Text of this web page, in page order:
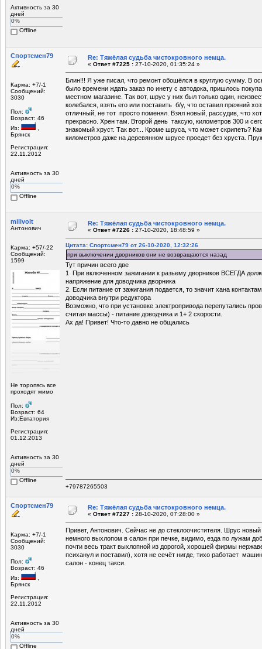
Активность за 30
дней
0%
Offline
Спортсмен79
Карма: +7/-1
Сообщений:
3030
Пол:
Возраст: 46
Из:
Брянск
Регистрация:
22.11.2012
Активность за 30
дней
0%
Offline
Re: Тяжёлая судьба чистокровного немца.
« Ответ #7225 : 27-10-2020, 01:35:24 »
Блин!!! Я уже писал, что ремонт обошёлся в круглую сумму. В
было времени ждать заказ по инету с автодока, пришлось
местном магазине. Так вот, шрус у них был только один,
колебался, взять его или поставить б/у, что оставил прежний
отличный, не тот просто поменял. Взял новый, рассудив, что
прекрасно. Хрен там. Второй день таксую, километров 300 и
знакомый хруст. Так вот... Кроме шруса, что может скрипеть?
километров даже на деревянном шрусе проедет без хруста.
milivolt
Антонович
Карма: +57/-22
Сообщений:
1599
Не торопясь все
проходят мимо
Пол:
Возраст: 64
Из:Евпатория
Регистрация:
01.12.2013
Активность за 30
дней
0%
Offline
Re: Тяжёлая судьба чистокровного немца.
« Ответ #7226 : 27-10-2020, 18:48:59 »
Цитата: Спортсмен79 от 26-10-2020, 12:32:26
при выключении дворников они не возвращаются назад
Тут причин всего две
1 При включенном зажигании к разьему дворников ВСЕГДА
напряжение для доводчика дворника
2. Если питание от зажигания подается, то значит хана
доводчика внутри редуктора
Возможно, что при установке электропривода перепутались
считая массы) - питание доводчика и 1+ 2 скорости.
Ах да! Привет! Что-то давно не общались
+79787265503
Спортсмен79
Карма: +7/-1
Сообщений:
3030
Пол:
Возраст: 46
Из:
Брянск
Регистрация:
22.11.2012
Активность за 30
дней
0%
Offline
Re: Тяжёлая судьба чистокровного немца.
« Ответ #7227 : 28-10-2020, 07:28:00 »
Привет, Антонович. Сейчас не до стеклоочистителя. Шрус новый
немного выхлопом в салон при печке, видимо, езда по лужам
почти весь тракт выхлопной из дорогой, хорошей фирмы
психанул и поставил), хотя не сечёт нигде, тихо работает
салон - конец такси.